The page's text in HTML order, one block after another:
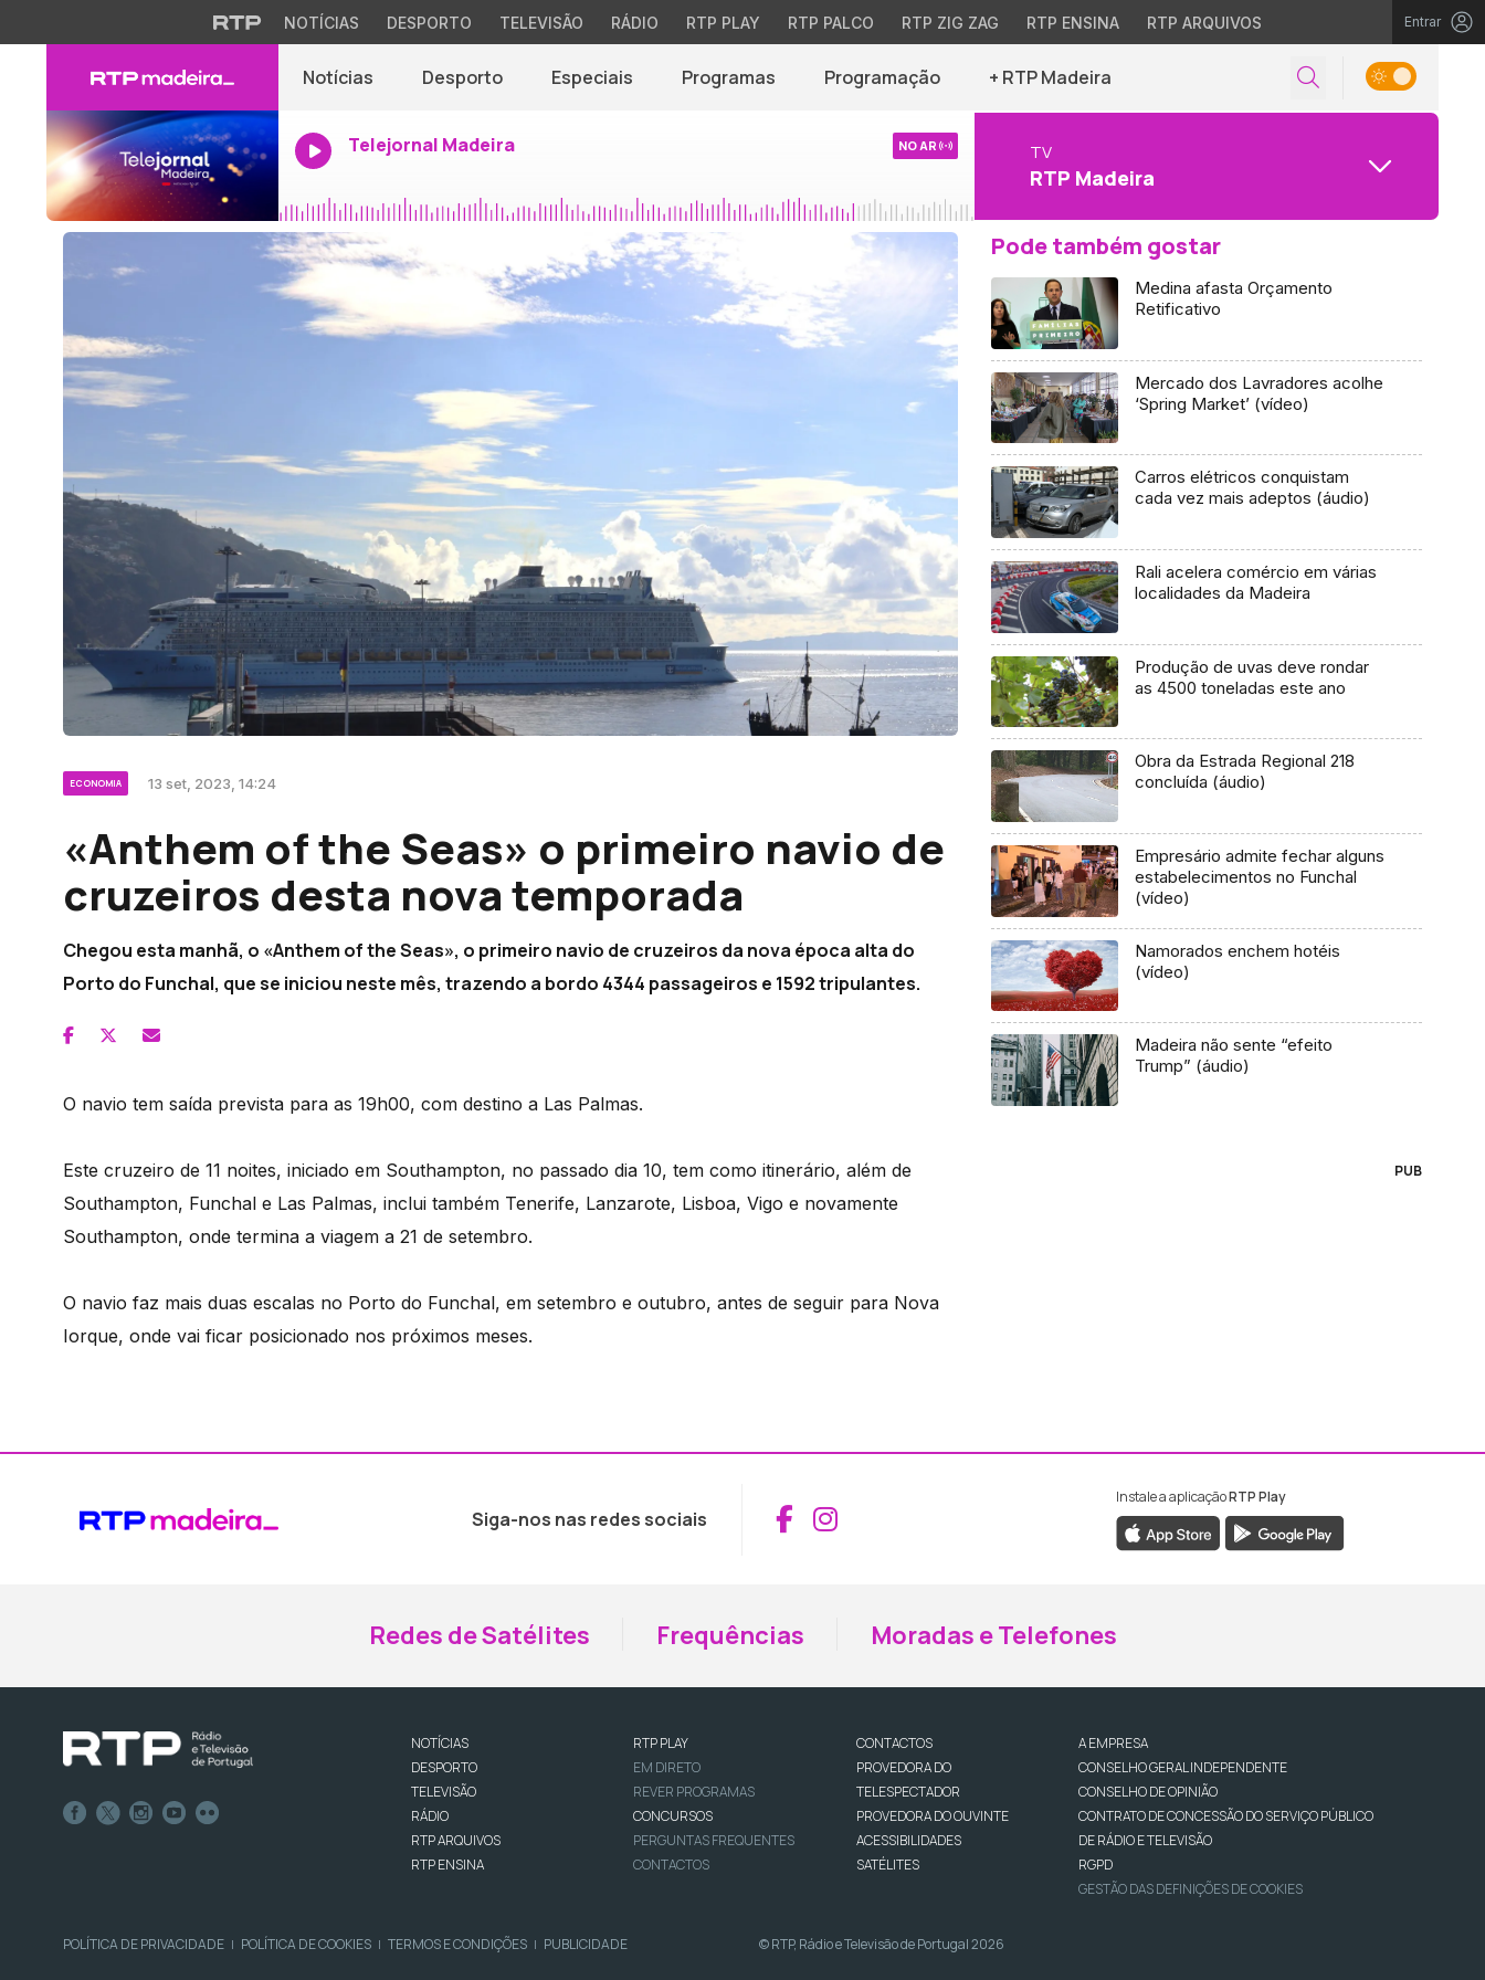
NOTÍCIAS DESPORTO TELEVISÃO RÁDIO RTP PLAY RTP PALCO RTP ZIG ZAG RTP ENSINA RTP ARQUIVOS Entrar
Notícias Desporto Especiais Programas Programação + RTP Madeira
Telejornal Madeira NO AR TV
RTP Madeira
ECONOMIA 13 set, 2023, 14:24
«Anthem of the Seas» o primeiro navio de
cruzeiros desta nova temporada
Chegou esta manhã, o «Anthem of the Seas», o primeiro navio de cruzeiros da nova época alta do
Porto do Funchal, que se iniciou neste mês, trazendo a bordo 4344 passageiros e 1592 tripulantes.
O navio tem saída prevista para as 19h00, com destino a Las Palmas.
Este cruzeiro de 11 noites, iniciado em Southampton, no passado dia 10, tem como itinerário, além de
Southampton, Funchal e Las Palmas, inclui também Tenerife, Lanzarote, Lisboa, Vigo e novamente
Southampton, onde termina a viagem a 21 de setembro.
O navio faz mais duas escalas no Porto do Funchal, em setembro e outubro, antes de seguir para Nova
Iorque, onde vai ficar posicionado nos próximos meses.
Pode também gostar
Medina afasta Orçamento
Retificativo
Mercado dos Lavradores acolhe
‘Spring Market’ (vídeo)
Carros elétricos conquistam
cada vez mais adeptos (áudio)
Rali acelera comércio em várias
localidades da Madeira
Produção de uvas deve rondar
as 4500 toneladas este ano
Obra da Estrada Regional 218
concluída (áudio)
Empresário admite fechar alguns
estabelecimentos no Funchal
(vídeo)
Namorados enchem hotéis
(vídeo)
Madeira não sente “efeito
Trump” (áudio)
PUB
Siga-nos nas redes sociais Aceder ao Facebook da RTP Madeira
Aceder ao Instagram da RTP Madeira
Instale a aplicaçãoRTP Play
Redes de Satélites Frequências Moradas e Telefones
NOTÍCIAS
DESPORTO
TELEVISÃO
RÁDIO
RTP ARQUIVOS
RTP ENSINA
RTP PLAY
EM DIRETO
REVER PROGRAMAS
CONCURSOS
PERGUNTAS FREQUENTES
CONTACTOS
CONTACTOS
PROVEDORA DO
TELESPECTADOR
PROVEDORA DO OUVINTE
ACESSIBILIDADES
SATÉLITES
A EMPRESA
CONSELHO GERAL INDEPENDENTE
CONSELHO DE OPINIÃO
CONTRATO DE CONCESSÃO DO SERVIÇO PÚBLICO
DE RÁDIO E TELEVISÃO
RGPD
GESTÃO DAS DEFINIÇÕES DE COOKIES
POLÍTICA DE PRIVACIDADE | POLÍTICA DE COOKIES | TERMOS E CONDIÇÕES | PUBLICIDADE © RTP, Rádio e Televisão de Portugal 2026